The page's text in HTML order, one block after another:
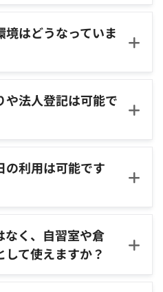
境はどうなっていま
や法人登記は可能で
の利用は可能です
なく、自習室や倉
て使えますか？